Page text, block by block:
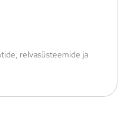
relvasüsteemide ja